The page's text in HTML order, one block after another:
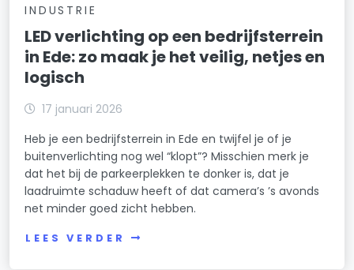
INDUSTRIE
LED verlichting op een bedrijfsterrein
in Ede: zo maak je het veilig, netjes en
logisch
17 januari 2026
Heb je een bedrijfsterrein in Ede en twijfel je of je
buitenverlichting nog wel “klopt”? Misschien merk je
dat het bij de parkeerplekken te donker is, dat je
laadruimte schaduw heeft of dat camera’s ’s avonds
net minder goed zicht hebben.
LEES VERDER